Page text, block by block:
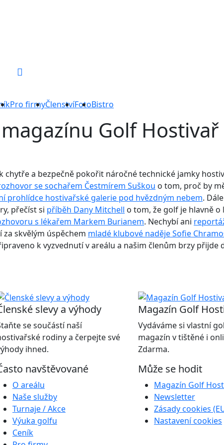
Pro firmyČlenstvíFotoBistro
Golf Hostivař
chytře a bezpečně pokořit náročné technické jamky
se sochařem Čestmírem Suškou o tom, proč by
prohlídce hostivařské galerie pod hvězdným nebem.
přečíst si příběh Dany Mitchell o tom, že golf je hlavně
s lékařem Markem Burianem. Nechybí ani
skvělým úspěchem mladé klubové naděje Sofie
k vyzvednutí v areálu a našim členům brzy
slevy a výhody
se součástí naší
rodiny a čerpejte své
ihned.
Magazín Golf
Vydáváme si vlastní
magazín v tištěné i
Zdarma.
navštěvované
O areálu
Naše služby
Turnaje / Akce
Výuka golfu
Ceník
Může se hodit
Magazín Golf
Newsletter
Zásady cookies
Nastavení cookies